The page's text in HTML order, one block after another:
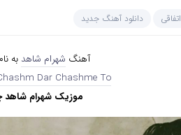
اتفاقی دانلود آهنگ جدید
آهنگ شهرام شاهد به
Dar Chashme To
موزیک شهرام